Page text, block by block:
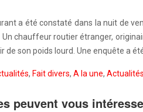
a été constaté dans la nuit de
Un chauffeur routier étranger,
de son poids lourd. Une enquête a
, Fait divers, A la une,
peuvent vous